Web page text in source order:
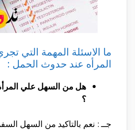
ما الاسئلة المهمة التي
المرأه عند حدوث الحمل :
هل من السهل علي المرأة
؟
جــ : نعم بالتاكيد من السهل